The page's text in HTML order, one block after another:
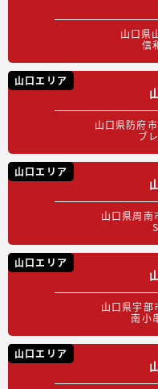
山口県
信
山口エリア
山口県防府
ブ
山口エリア
山口県周南
山口エリア
山口県宇
南小
山口エリア